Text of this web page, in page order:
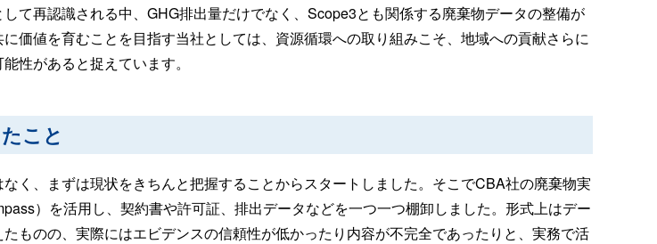
て再認識される中、GHG排出量だけでなく、Scope3とも関係する廃棄物データの整備が
価値を育むことを目指す当社としては、資源循環への取り組みこそ、地域への貢献さらに
性があると捉えています。
こと
く、まずは現状をきちんと把握することからスタートしました。そこでCBA社の廃棄物実
）を活用し、契約書や許可証、排出データなどを一つ一つ棚卸しました。形式上はデー
ものの、実際にはエビデンスの信頼性が低かったり内容が不完全であったりと、実務で活